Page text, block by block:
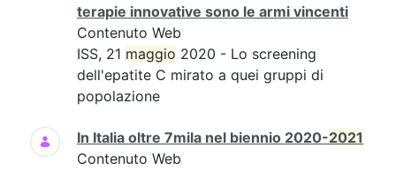
terapie innovative sono le armi vincenti
Contenuto Web
ISS, 21 maggio 2020 - Lo screening
dell'epatite C mirato a quei gruppi di
popolazione
In Italia oltre 7mila nel biennio 2020-2021
Contenuto Web